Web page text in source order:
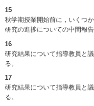
15
秋学期授業開始前に，いくつ
研究の進捗についての中間報告
16
研究結果について指導教員と
る。
17
研究結果について指導教員と
る。